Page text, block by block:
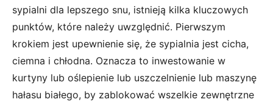
sypialni dla lepszego snu, istnieją kilka kluczowych
punktów, które należy uwzględnić. Pierwszym
krokiem jest upewnienie się, że sypialnia jest cicha,
ciemna i chłodna. Oznacza to inwestowanie w
kurtyny lub oślepienie lub uszczelnienie lub maszynę
hałasu białego, by zablokować wszelkie zewnętrzne